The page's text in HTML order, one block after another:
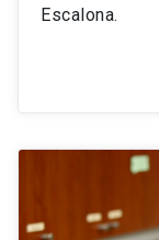
Escalona.